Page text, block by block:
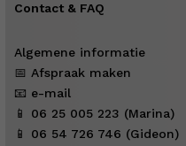
Contact & FAQ
Algemene informatie
📅 Afspraak maken
📧 e-mail
📱 06 25 005 223 (Marina)
📱 06 54 726 746 (Gideon)